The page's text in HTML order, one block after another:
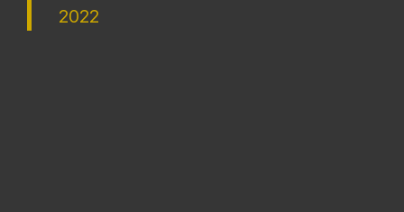
2022